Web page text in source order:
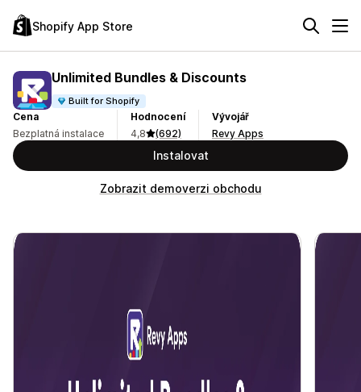
Shopify App Store
Unlimited Bundles & Discounts
Built for Shopify
Cena
Bezplatná instalace
Hodnocení
4,8
(692)
Vývojář
Revy Apps
Instalovat
Zobrazit demoverzi obchodu